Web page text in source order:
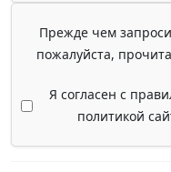
Прежде чем
пожалуйста,
Я согласен с
политикой